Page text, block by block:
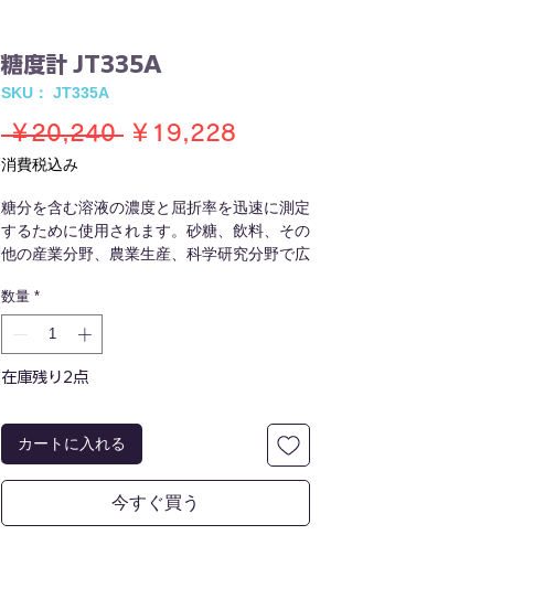
糖度計 JT335A
SKU： JT335A
￥20,240 通
格
￥19,228
価
格
消費税込み
糖分を含む溶液の濃度と屈折率を迅速に測定
するために使用されます。砂糖、飲料、その
他の産業分野、農業生産、科学研究分野で広
む製品の糖度測定、フルーツジュース、清涼
飲料水、炭酸飲料の製造に適しており、果物
の植え付けから販売までの過程では、正確な
収穫時期の決定、甘さの等級付けや分類に応
寸法(mm)：113×56×32
測定範囲：0.0%～35.0%
質量(g)：110
電源：単四電池×3個(付属しておりません)
精度：±0.2%/±0.5℃
数量 *
在庫残り2点
カートに入れる
今すぐ買う